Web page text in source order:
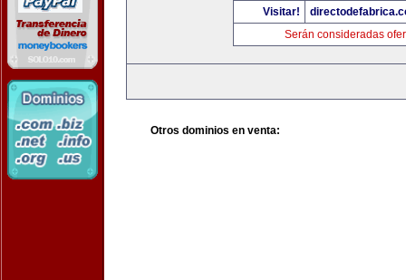
Visitar!
Serán consideradas
Otros dominios en venta: